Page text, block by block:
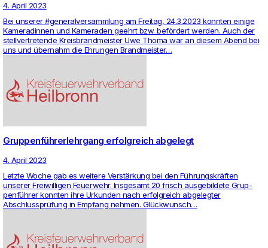
4. April 2023
Bei unserer #gene­ral­ver­samm­lung am Freitag, 24.3.2023 konnten einige
Kame­ra­dinnen und Kame­raden geehrt bzw. befördert werden. Auch der
stell­ver­tre­tende Kreis­brand­meister Uwe Thoma war an diesem Abend bei
uns und über­nahm die Ehrungen Brand­meister…
Gruppenführerlehrgang erfolgreich abgelegt
4. April 2023
Letzte Woche gab es wei­tere Verstärkung bei den Führungskräften
unserer Frei­wil­ligen Feu­er­wehr. Ins­ge­samt 20 frisch aus­ge­bil­dete Grup­
penführer konnten ihre Urkunden nach erfolg­reich abge­legter
Abschlussprüfung in Emp­fang nehmen. Glückwunsch…